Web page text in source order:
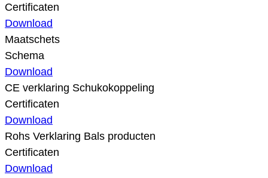
Certificaten
Download
Maatschets
Schema
Download
CE verklaring Schukokoppeling
Certificaten
Download
Rohs Verklaring Bals producten
Certificaten
Download